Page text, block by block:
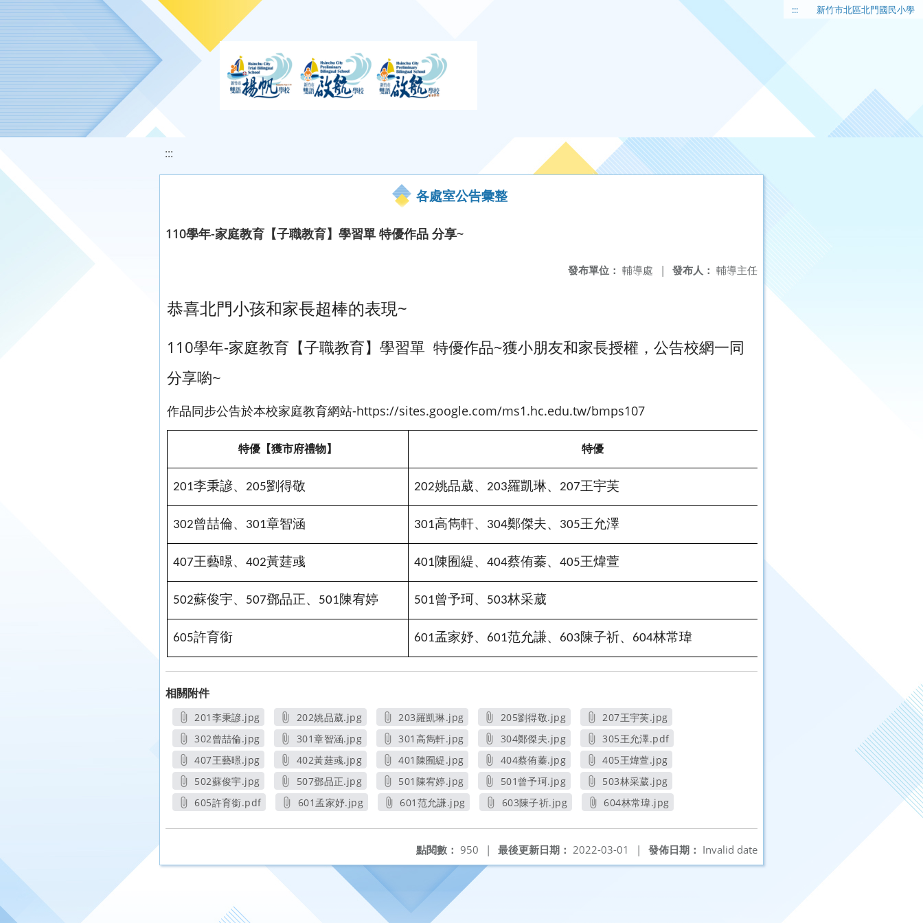
移至網頁之主要內容區位置 ::: 新竹市北區北門國民小學
:::
各處室公告彙整
110學年-家庭教育【子職教育】學習單 特優作品 分享~
發布人： 輔導主任
發布單位： 輔導處 |
恭喜北門小孩和家長超棒的表現~
110學年-家庭教育【子職教育】學習單 特優作品~獲小朋友和家長授權，公告校網一同
分享喲~
作品同步公告於本校家庭教育網站-https://sites.google.com/ms1.hc.edu.tw/bmps107
特優 【獲市府禮物】 特優
201李秉諺、 205劉得敬 202姚品葳、 203羅凱琳、 207王宇芙
302曾喆倫、 301章智涵 301高雋軒、 304鄭傑夫、 305王允澤
407王藝暻、 402黃莛彧 401陳囿緹、 404蔡侑蓁、 405王煒萱
502蘇俊宇、 507鄧品正、 501陳宥婷 501曾予珂、 503林采葳
605許育銜 601孟家妤、 601范允謙、 603陳子祈、 604林常瑋
相關附件
201李秉諺.jpg
另開新視窗
202姚品葳.jpg
另開新視窗
203羅凱琳.jpg
另開新視窗
205劉得敬.jpg
另開新視窗
207王宇芙.jpg
另開新視窗
302曾喆倫.jpg
另開新視窗
301章智涵.jpg
另開新視窗
301高雋軒.jpg
另開新視窗
304鄭傑夫.jpg
另開新視窗
305王允澤.pdf
另開新視窗
407王藝暻.jpg
另開新視窗
402黃莛彧.jpg
另開新視窗
401陳囿緹.jpg
另開新視窗
404蔡侑蓁.jpg
另開新視窗
405王煒萱.jpg
另開新視窗
502蘇俊宇.jpg
另開新視窗
507鄧品正.jpg
另開新視窗
501陳宥婷.jpg
另開新視窗
501曾予珂.jpg
另開新視窗
503林采葳.jpg
另開新視窗
605許育銜.pdf
601孟家妤.jpg
601范允謙.jpg
603陳子祈.jpg
604林常瑋.jpg
發佈日期： Invalid date
最後更新日期： 2022-03-01 |
點閱數： 950 |